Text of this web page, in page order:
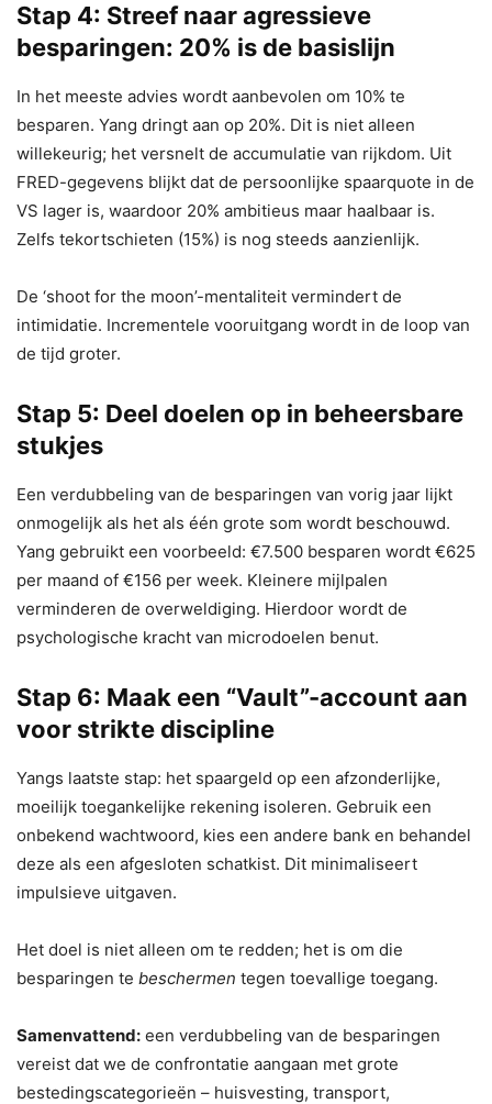
Stap 4: Streef naar agressieve
besparingen: 20% is de basislijn
In het meeste advies wordt aanbevolen om 10% te
besparen. Yang dringt aan op 20%. Dit is niet alleen
willekeurig; het versnelt de accumulatie van rijkdom. Uit
FRED-gegevens blijkt dat de persoonlijke spaarquote in de
VS lager is, waardoor 20% ambitieus maar haalbaar is.
Zelfs tekortschieten (15%) is nog steeds aanzienlijk.
De ‘shoot for the moon’-mentaliteit vermindert de
intimidatie. Incrementele vooruitgang wordt in de loop van
de tijd groter.
Stap 5: Deel doelen op in beheersbare
stukjes
Een verdubbeling van de besparingen van vorig jaar lijkt
onmogelijk als het als één grote som wordt beschouwd.
Yang gebruikt een voorbeeld: €7.500 besparen wordt €625
per maand of €156 per week. Kleinere mijlpalen
verminderen de overweldiging. Hierdoor wordt de
psychologische kracht van microdoelen benut.
Stap 6: Maak een “Vault”-account aan
voor strikte discipline
Yangs laatste stap: het spaargeld op een afzonderlijke,
moeilijk toegankelijke rekening isoleren. Gebruik een
onbekend wachtwoord, kies een andere bank en behandel
deze als een afgesloten schatkist. Dit minimaliseert
impulsieve uitgaven.
Het doel is niet alleen om te redden; het is om die
besparingen te beschermen tegen toevallige toegang.
Samenvattend: een verdubbeling van de besparingen
vereist dat we de confrontatie aangaan met grote
bestedingscategorieën – huisvesting, transport,